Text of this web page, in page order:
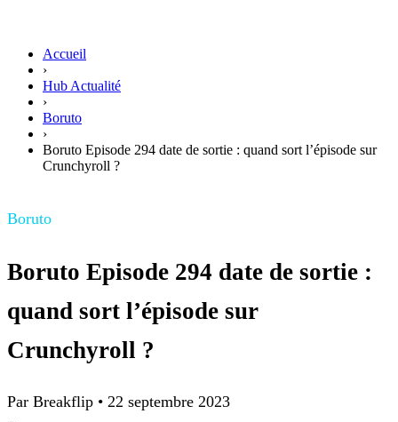
Accueil
›
Hub Actualité
›
Boruto
›
Boruto Episode 294 date de sortie : quand sort l’épisode sur
Crunchyroll ?
Boruto
Boruto Episode 294 date de sortie :
quand sort l’épisode sur
Crunchyroll ?
Par Breakflip • 22 septembre 2023